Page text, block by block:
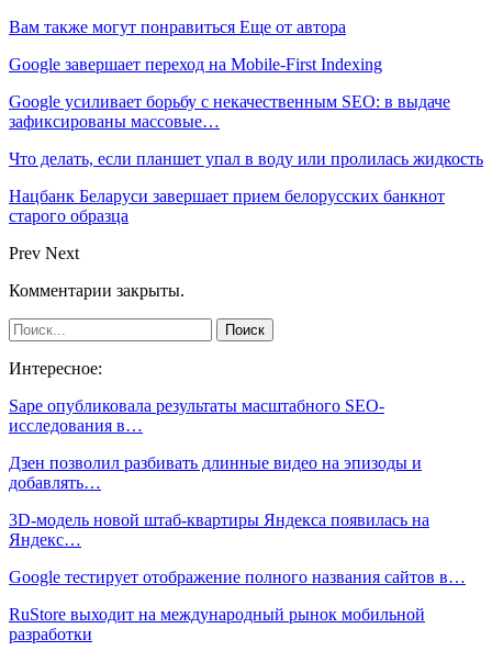
Вам также могут понравиться Еще от автора
Google завершает переход на Mobile-First Indexing
Google усиливает борьбу с некачественным SEO: в выдаче
зафиксированы массовые…
Что делать, если планшет упал в воду или пролилась жидкость
Нацбанк Беларуси завершает прием белорусских банкнот
старого образца
Prev Next
Комментарии закрыты.
Интересное:
Sape опубликовала результаты масштабного SEO-
исследования в…
Дзен позволил разбивать длинные видео на эпизоды и
добавлять…
3D-модель новой штаб-квартиры Яндекса появилась на
Яндекс…
Google тестирует отображение полного названия сайтов в…
RuStore выходит на международный рынок мобильной
разработки